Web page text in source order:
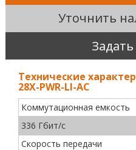
Уточнить
Технические
28X-PWR-LI-AC
Коммутационная емкость
336 Гбит/с
Скорость передачи